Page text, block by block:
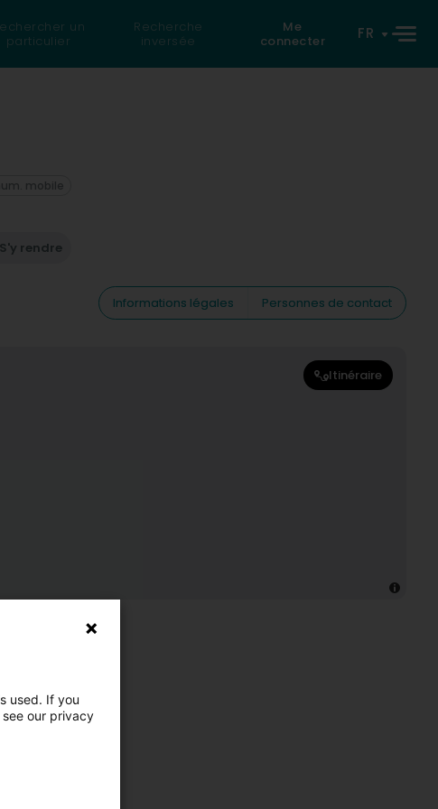
un
particulier
Recherche
inversée
Me
connecter
FR
S'y rendre
mobile
Informations légales
Personnes de contact
Itinéraire
used. If you
our privacy